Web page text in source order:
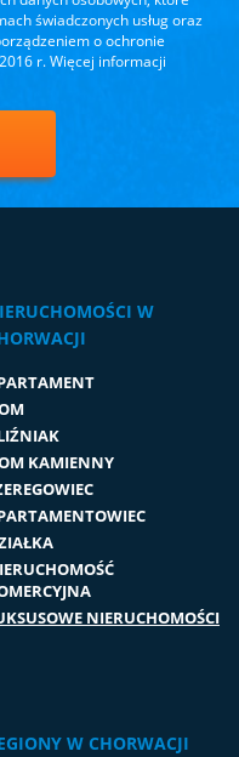
świadczonych usług oraz
o ochronie
r. Więcej informacji
W
KAMIENNY
NIERUCHOMOŚCI
W CHORWACJI